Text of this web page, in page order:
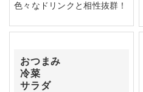
色々なドリンクと相性抜群！
おつまみ
冷菜
サラダ